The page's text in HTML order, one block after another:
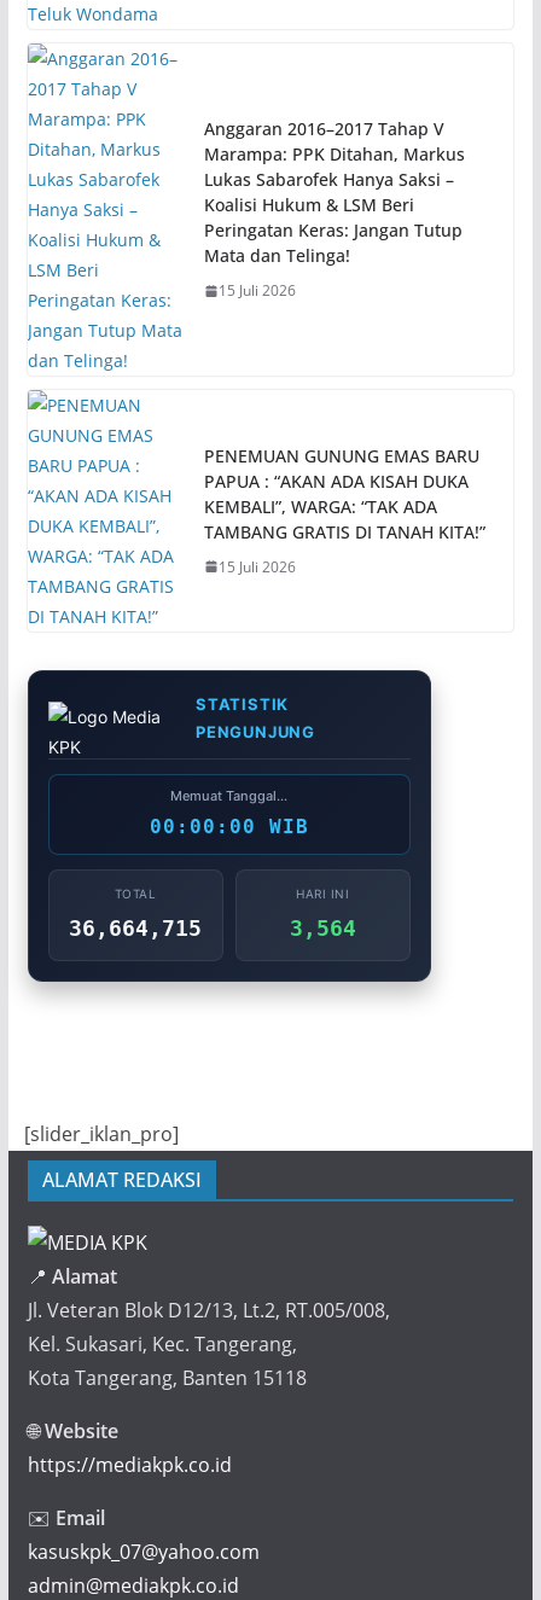
Anggaran 2016–2017 Tahap V
Marampa: PPK Ditahan, Markus
Lukas Sabarofek Hanya Saksi –
Koalisi Hukum & LSM Beri
Peringatan Keras: Jangan Tutup
Mata dan Telinga!
15 Juli 2026
PENEMUAN GUNUNG EMAS BARU
PAPUA : “AKAN ADA KISAH DUKA
KEMBALI”, WARGA: “TAK ADA
TAMBANG GRATIS DI TANAH KITA!”
15 Juli 2026
STATISTIK
PENGUNJUNG
Memuat Tanggal...
00:00:00 WIB
TOTAL
36,664,715
HARI INI
3,564
[slider_iklan_pro]
ALAMAT REDAKSI
📍 Alamat
Jl. Veteran Blok D12/13, Lt.2, RT.005/008,
Kel. Sukasari, Kec. Tangerang,
Kota Tangerang, Banten 15118
🌐Website
https://mediakpk.co.id
✉️ Email
kasuskpk_07@yahoo.com
admin@mediakpk.co.id